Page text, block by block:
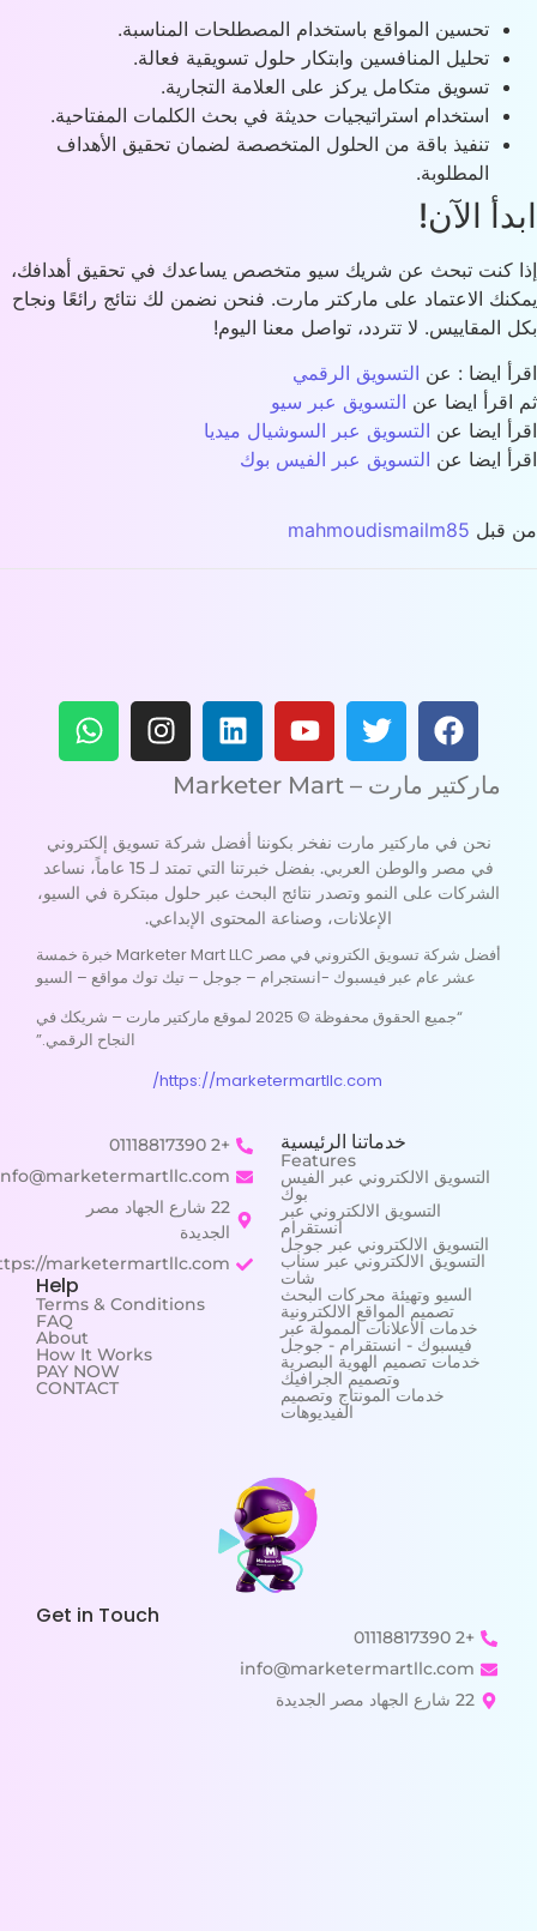
تحسين المواقع باستخدام المصطلحات المناسبة.
تحليل المنافسين وابتكار حلول تسويقية فعالة.
تسويق متكامل يركز على العلامة التجارية.
استخدام استراتيجيات حديثة في بحث الكلمات المفتاحية.
تنفيذ باقة من الحلول المتخصصة لضمان تحقيق الأهداف
المطلوبة.
الآن!
كنت تبحث عن شريك سيو متخصص يساعدك في تحقيق أهدافك،
الاعتماد على ماركتر مارت. فنحن نضمن لك نتائج رائعًا ونجاح
المقاييس. لا تتردد، تواصل معنا اليوم!
ايضا : عنالتسويق الرقمي
ايضا عنالتسويق عبر سيو
ايضا عنالتسويق عبر السوشيال ميديا
ايضا عنالتسويق عبر الفيس بوك
قبلmahmoudismailm85
ماركتير مارت – Marketer Mart
نحن في ماركتير مارت نفخر بكوننا أفضل شركة تسويق إلكتروني
في مصر والوطن العربي. بفضل خبرتنا التي تمتد لـ 15 عاماً، نساعد
الشركات على النمو وتصدر نتائج البحث عبر حلول مبتكرة في السيو،
الإعلانات، وصناعة المحتوى الإبداعي.
أفضل شركة تسويق الكتروني في مصر Marketer Mart LLC خبرة خمسة
عشر عام عبر فيسبوك -انستجرام – جوجل – تيك توك مواقع – السيو
“جميع الحقوق محفوظة © 2025 لموقع ماركتير مارت – شريكك في
النجاح الرقمي.”
خدماتنا الرئيسية
Features
التسويق الالكتروني عبر الفيس
بوك
التسويق الالكتروني عبر
انستقرام
التسويق الالكتروني عبر جوجل
التسويق الالكتروني عبر سناب
شات
السيو وتهيئة محركات البحث
تصميم المواقع الالكترونية
خدمات الاعلانات الممولة عبر
فيسبوك - انستقرام - جوجل
خدمات تصميم الهوية البصرية
وتصميم الجرافيك
خدمات المونتاج وتصميم
الفيديوهات
+2 01118817390
info@marketermartllc.com
22 شارع الجهاد مصر
الجديدة
https://marketermartllc.com/
Help
Terms & Conditions
FAQ
About
How It Works
PAY NOW
CONTACT
Get in Touch
+2 01118817390
info@marketermartllc.com
22 شارع الجهاد مصر الجديدة